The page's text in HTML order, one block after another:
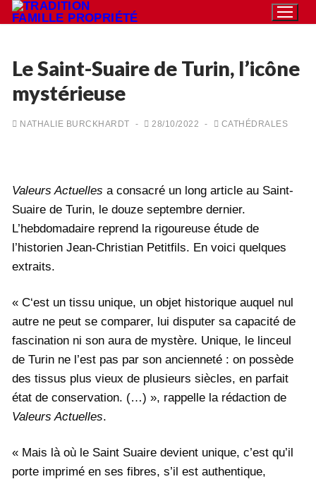
Aller
au
Rechercher
Action
Blog
Le Saint-Suaire de Turin, l’icône
mystérieuse
NATHALIE BURCKHARDT - 28/10/2022 - CATHÉDRALES
Valeurs Actuelles a consacré un long article au Saint-
Suaire de Turin, le douze septembre dernier.
L’hebdomadaire reprend la rigoureuse étude de
l’historien Jean-Christian Petitfils. En voici quelques
extraits.
« C‘est un tissu unique, un objet historique auquel nul
autre ne peut se comparer, lui disputer sa capacité de
fascination ni son aura de mystère. Unique, le linceul
de Turin ne l’est pas par son ancienneté : on possède
des tissus plus vieux de plusieurs siècles, en parfait
état de conservation. (…) », rappelle la rédaction de
Valeurs Actuelles.
« Mais là où le Saint Suaire devient unique, c’est qu’il
porte imprimé en ses fibres, s’il est authentique,